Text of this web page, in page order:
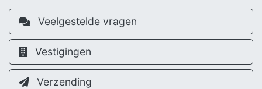
Veelgestelde vragen
Vestigingen
Verzending